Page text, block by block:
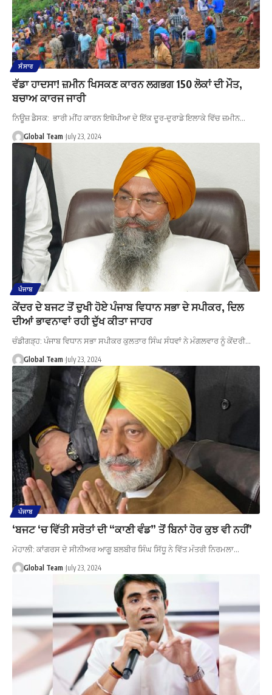
ਸੰਸਾਰ
ਵੱਡਾ ਹਾਦਸਾ! ਜ਼ਮੀਨ ਖਿਸਕਣ ਕਾਰਨ ਲਗਭਗ 150 ਲੋਕਾਂ ਦੀ ਮੌਤ,
ਬਚਾਅ ਕਾਰਜ ਜਾਰੀ
ਨਿਊਜ਼ ਡੈਸਕ: ਭਾਰੀ ਮੀਂਹ ਕਾਰਨ ਇਥੋਪੀਆ ਦੇ ਇੱਕ ਦੂਰ-ਦੁਰਾਡੇ ਇਲਾਕੇ ਵਿੱਚ ਜ਼ਮੀਨ…
Global Team July 23, 2024
ਪੰਜਾਬ
ਕੇਂਦਰ ਦੇ ਬਜਟ ਤੋਂ ਦੁਖੀ ਹੋਏ ਪੰਜਾਬ ਵਿਧਾਨ ਸਭਾ ਦੇ ਸਪੀਕਰ, ਦਿਲ
ਦੀਆਂ ਭਾਵਨਾਵਾਂ ਰਹੀ ਦੁੱਖ ਕੀਤਾ ਜਾਹਰ
ਚੰਡੀਗੜ੍ਹ: ਪੰਜਾਬ ਵਿਧਾਨ ਸਭਾ ਸਪੀਕਰ ਕੁਲਤਾਰ ਸਿੰਘ ਸੰਧਵਾਂ ਨੇ ਮੰਗਲਵਾਰ ਨੂੰ ਕੇਂਦਰੀ…
Global Team July 23, 2024
ਪੰਜਾਬ
‘ਬਜਟ ‘ਚ ਵਿੱਤੀ ਸਰੋਤਾਂ ਦੀ “ਕਾਣੀ ਵੰਡ” ਤੋਂ ਬਿਨਾਂ ਹੋਰ ਕੁਝ ਵੀ ਨਹੀਂ’
ਮੋਹਾਲੀ: ਕਾਂਗਰਸ ਦੇ ਸੀਨੀਅਰ ਆਗੂ ਬਲਬੀਰ ਸਿੰਘ ਸਿੱਧੂ ਨੇ ਵਿੱਤ ਮੰਤਰੀ ਨਿਰਮਲਾ…
Global Team July 23, 2024